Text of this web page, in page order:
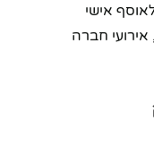
אישי
אירועי חברה